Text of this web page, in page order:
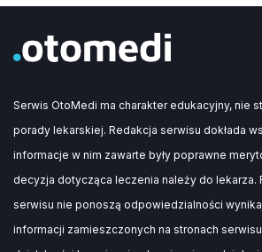
Serwis OtoMedi ma charakter edukacyjny, nie
porady lekarskiej. Redakcja serwisu dokłada
informacje w nim zawarte były poprawne
decyzja dotycząca leczenia należy do lekarza.
serwisu nie ponoszą odpowiedzialności
informacji zamieszczonych na stronach